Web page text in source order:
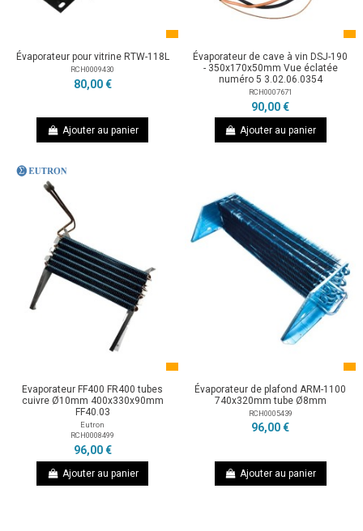
Évaporateur pour vitrine RTW-118L
RCH0009430
80,00 €
Ajouter au panier
Évaporateur de cave à vin DSJ-190
- 350x170x50mm Vue éclatée
numéro 5 3.02.06.0354
RCH0007671
90,00 €
Ajouter au panier
Evaporateur FF400 FR400 tubes
cuivre Ø10mm 400x330x90mm
FF40.03
Eutron
RCH0008499
96,00 €
Ajouter au panier
Évaporateur de plafond ARM-1100
740x320mm tube Ø8mm
RCH0005439
96,00 €
Ajouter au panier